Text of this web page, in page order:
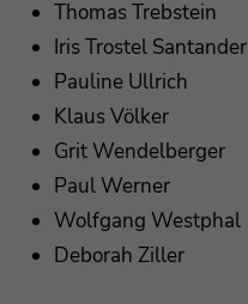
Thomas Trebstein
Iris Trostel Santander
Pauline Ullrich
Klaus Völker
Grit Wendelberger
Paul Werner
Wolfgang Westphal
Deborah Ziller